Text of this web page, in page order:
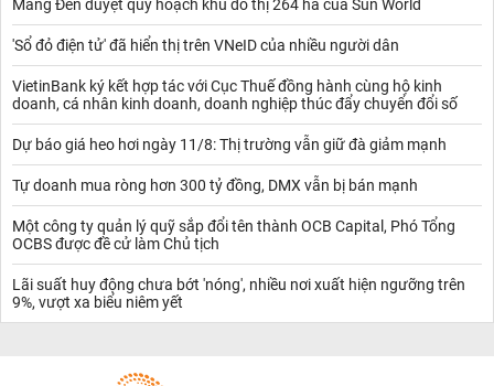
Măng Đen duyệt quy hoạch khu đô thị 264 ha của Sun World
'Sổ đỏ điện tử' đã hiển thị trên VNeID của nhiều người dân
VietinBank ký kết hợp tác với Cục Thuế đồng hành cùng hộ kinh
doanh, cá nhân kinh doanh, doanh nghiệp thúc đẩy chuyển đổi số
Dự báo giá heo hơi ngày 11/8: Thị trường vẫn giữ đà giảm mạnh
Tự doanh mua ròng hơn 300 tỷ đồng, DMX vẫn bị bán mạnh
Một công ty quản lý quỹ sắp đổi tên thành OCB Capital, Phó Tổng
OCBS được đề cử làm Chủ tịch
Lãi suất huy động chưa bớt 'nóng', nhiều nơi xuất hiện ngưỡng trên
9%, vượt xa biểu niêm yết